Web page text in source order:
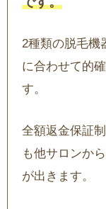
2種類の脱毛機
に合わせて的
す。
全額返金保証
も他サロンか
が出きます。